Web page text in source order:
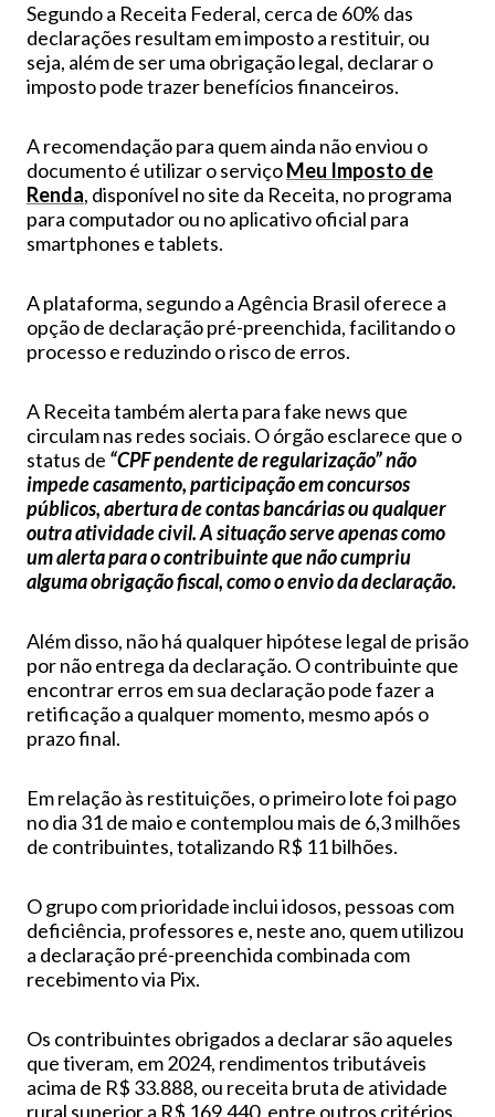
Segundo a Receita Federal, cerca de 60% das
declarações resultam em imposto a restituir, ou
seja, além de ser uma obrigação legal, declarar o
imposto pode trazer benefícios financeiros.
A recomendação para quem ainda não enviou o
documento é utilizar o serviçoMeu Imposto de
Renda, disponível no site da Receita, no programa
para computador ou no aplicativo oficial para
smartphones e tablets.
A plataforma, segundo a Agência Brasil oferece a
opção de declaração pré-preenchida, facilitando o
processo e reduzindo o risco de erros.
A Receita também alerta para fake news que
circulam nas redes sociais. O órgão esclarece que o
status de “CPF pendente de regularização” não
impede casamento, participação em concursos
públicos, abertura de contas bancárias ou qualquer
outra atividade civil. A situação serve apenas como
um alerta para o contribuinte que não cumpriu
alguma obrigação fiscal, como o envio da declaração.
Além disso, não há qualquer hipótese legal de prisão
por não entrega da declaração. O contribuinte que
encontrar erros em sua declaração pode fazer a
retificação a qualquer momento, mesmo após o
prazo final.
Em relação às restituições, o primeiro lote foi pago
no dia 31 de maio e contemplou mais de 6,3 milhões
de contribuintes, totalizando R$ 11 bilhões.
O grupo com prioridade inclui idosos, pessoas com
deficiência, professores e, neste ano, quem utilizou
a declaração pré-preenchida combinada com
recebimento via Pix.
Os contribuintes obrigados a declarar são aqueles
que tiveram, em 2024, rendimentos tributáveis
acima de R$ 33.888, ou receita bruta de atividade
rural superior a R$ 169.440, entre outros critérios.